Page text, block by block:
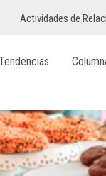
Actividades de